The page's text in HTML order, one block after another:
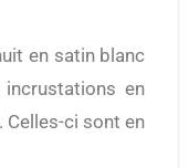
en satin blanc
en
Celles-ci sont en